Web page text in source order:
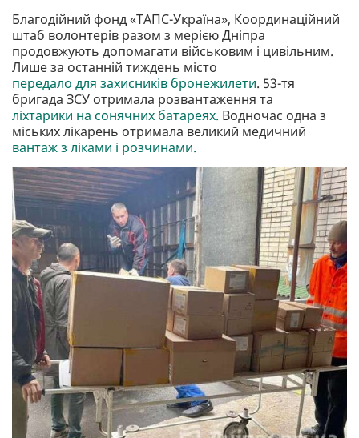
Благодійний фонд «ТАПС-Україна», Координаційний
штаб волонтерів разом з мерією Дніпра
продовжують допомагати військовим і цивільним.
Лише за останній тиждень місто
передало для захисників бронежилети. 53-тя
бригада ЗСУ отримала розвантаження та
ліхтарики на сонячних батареях. Водночас одна з
міських лікарень отримала великий медичний
вантаж з ліками і розчинами.